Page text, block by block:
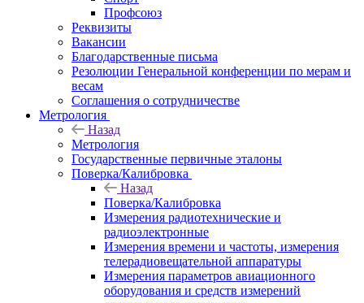
Профсоюз
Реквизиты
Вакансии
Благодарственные письма
Резолюции Генеральной конференции по мерам и
весам
Соглашения о сотрудничестве
Метрология
Назад
Метрология
Государственные первичные эталоны
Поверка/Калибровка
Назад
Поверка/Калибровка
Измерения радиотехнические и
радиоэлектронные
Измерения времени и частоты, измерения
телерадиовещательной аппаратуры
Измерения параметров авиационного
оборудования и средств измерений